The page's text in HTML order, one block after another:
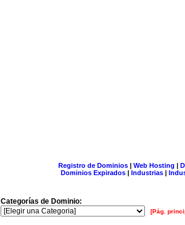
Registro de Dominios| Web Hosting |
Dominios Expirados | Industrias |
Categorías de Dominio:
[Pág.